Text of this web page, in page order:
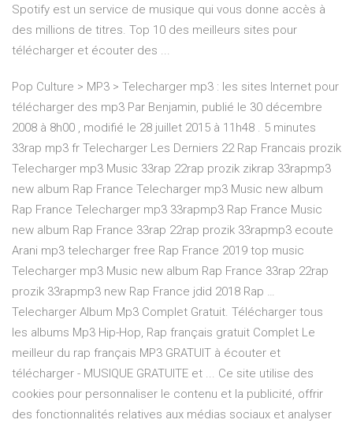
Spotify est un service de musique qui vous donne accès à
des millions de titres. Top 10 des meilleurs sites pour
télécharger et écouter des ...
Pop Culture > MP3 > Telecharger mp3 : les sites Internet pour
télécharger des mp3 Par Benjamin, publié le 30 décembre
2008 à 8h00 , modifié le 28 juillet 2015 à 11h48 . 5 minutes
33rap mp3 fr Telecharger Les Derniers 22 Rap Francais prozik
Telecharger mp3 Music 33rap 22rap prozik zikrap 33rapmp3
new album Rap France Telecharger mp3 Music new album
Rap France Telecharger mp3 33rapmp3 Rap France Music
new album Rap France 33rap 22rap prozik 33rapmp3 ecoute
Arani mp3 telecharger free Rap France 2019 top music
Telecharger mp3 Music new album Rap France 33rap 22rap
prozik 33rapmp3 new Rap France jdid 2018 Rap …
Telecharger Album Mp3 Complet Gratuit. Télécharger tous
les albums Mp3 Hip-Hop, Rap français gratuit Complet Le
meilleur du rap français MP3 GRATUIT à écouter et
télécharger - MUSIQUE GRATUITE et ... Ce site utilise des
cookies pour personnaliser le contenu et la publicité, offrir
des fonctionnalités relatives aux médias sociaux et analyser